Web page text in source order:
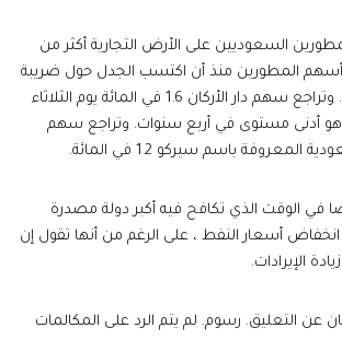
السعوديين على الأرض التجارية أكثر من
أسهم المطورين منذ أن اكتسب الجدل حول ضريبة
الأراضي البيضاء زخمًا. وتراجع سهم دار الأركان 1.6 في المائة يوم الثلاثاء
6.2 ريال وهو أدنى مستوى في أربع سنوات. وتراجع سهم
المعروفة باسم سيركو 1.2 في المائة.
في الوقت الذي تكافح فيه أكبر دولة مصدرة
أسعار النفط ، على الرغم من أنها تقول إن
الإيرادات.
عن التعليق. رسوم. لم يتم الرد على المكالمات